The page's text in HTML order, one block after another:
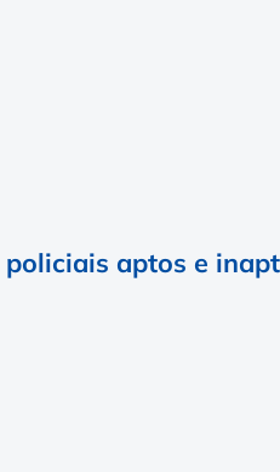
aptos e